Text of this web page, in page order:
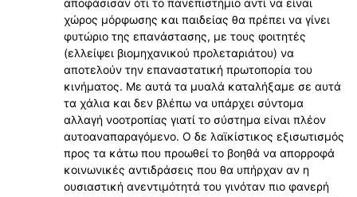
αποφάσισαν ότι το πανεπιστήμιο αντί να είναι
χώρος μόρφωσης και παιδείας θα πρέπει να γίνει
φυτώριο της επανάστασης, με τους φοιτητές
(ελλείψει βιομηχανικού προλεταριάτου) να
αποτελούν την επαναστατική πρωτοπορία του
κινήματος. Με αυτά τα μυαλά καταλήξαμε σε αυτά
τα χάλια και δεν βλέπω να υπάρχει σύντομα
αλλαγή νοοτροπίας γιατί το σύστημα είναι πλέον
αυτοαναπαραγόμενο. Ο δε λαϊκίστικος εξισωτισμός
προς τα κάτω που προωθεί το βοηθά να απορροφά
κοινωνικές αντιδράσεις που θα υπήρχαν αν η
ουσιαστική ανεντιμότητά του γινόταν πιο φανερή